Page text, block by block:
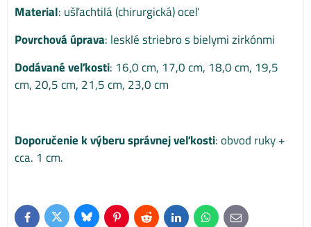
Material: ušľachtilá (chirurgická) oceľ
Povrchová úprava: lesklé striebro s bielymi zirkónmi
Dodávané veľkosti: 16,0 cm, 17,0 cm, 18,0 cm, 19,5
cm, 20,5 cm, 21,5 cm, 23,0 cm
Doporučenie k výberu správnej veľkosti: obvod ruky +
cca. 1 cm.
FacebookTwitterBlueskyPinterestReddit LinkedInWhatsApp
E-